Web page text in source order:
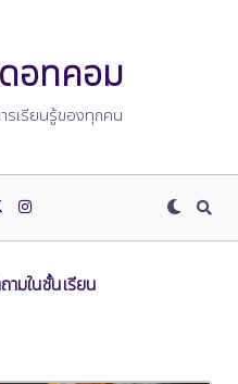
อทคอม
ารเรียนรู้ของทุกคน
ามในชั้นเรียน